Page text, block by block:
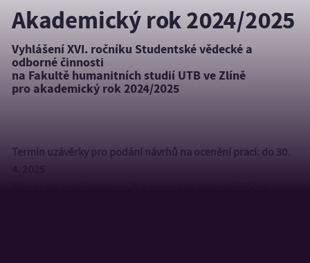
Akademický rok 2024/2025
Vyhlášení XVI. ročníku Studentské vědecké a
odborné činnosti
na Fakultě humanitních studií UTB ve Zlíně
pro akademický rok 2024/2025
Termín uzávěrky pro podání návrhů na ocenění prací: do 30.